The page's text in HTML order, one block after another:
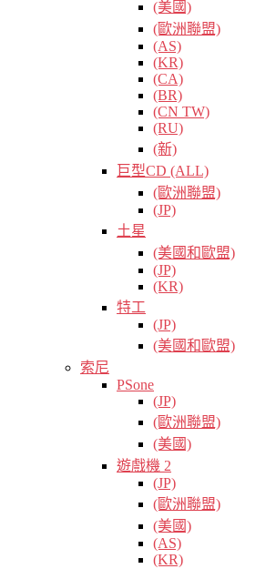
(美國)
(歐洲聯盟)
(AS)
(KR)
(CA)
(BR)
(CN TW)
(RU)
(新)
巨型CD (ALL)
(歐洲聯盟)
(JP)
土星
(美國和歐盟)
(JP)
(KR)
特工
(JP)
(美國和歐盟)
索尼
PSone
(JP)
(歐洲聯盟)
(美國)
遊戲機 2
(JP)
(歐洲聯盟)
(美國)
(AS)
(KR)